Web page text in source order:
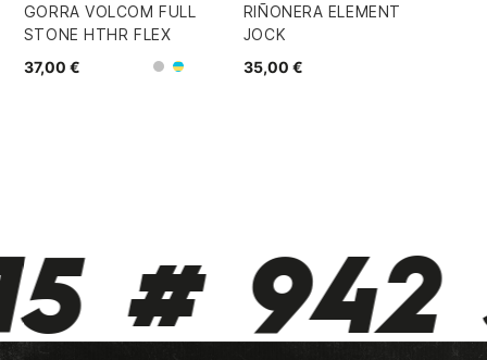
GORRA VOLCOM FULL
STONE HTHR FLEX
37,00 €
GrisAzul/Beige
RIÑONERA ELEMENT
JOCK
35,00 €
# 942